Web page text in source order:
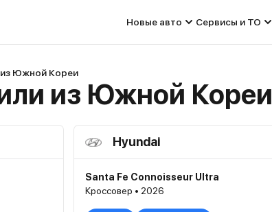
Новые авто Сервисы и ТО
Южной Кореи
из Южной Кореи
Hyundai
Santa Fe Connoisseur Ultra
Кроссовер • 2026